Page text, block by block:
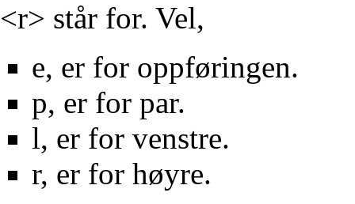
<r> står for. Vel,
e, er for oppføringen.
p, er for par.
l, er for venstre.
r, er for høyre.